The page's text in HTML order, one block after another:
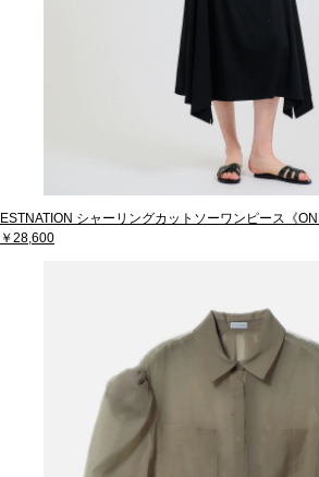
ESTNATION シャーリングカットソーワンピース《
￥28,600